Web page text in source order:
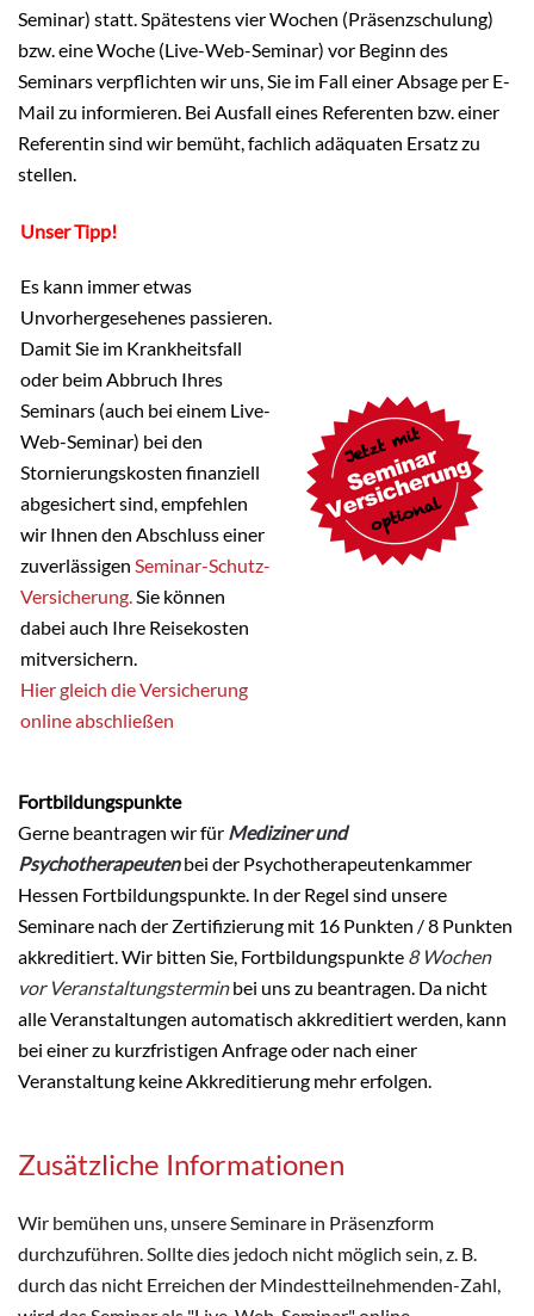
Seminar) statt. Spätestens vier Wochen (Präsenzschulung)
bzw. eine Woche (Live-Web-Seminar) vor Beginn des
Seminars verpflichten wir uns, Sie im Fall einer Absage per E-
Mail zu informieren. Bei Ausfall eines Referenten bzw. einer
Referentin sind wir bemüht, fachlich adäquaten Ersatz zu
stellen.
Unser Tipp!
Es kann immer etwas
Unvorhergesehenes passieren.
Damit Sie im Krankheitsfall
oder beim Abbruch Ihres
Seminars (auch bei einem Live-
Web-Seminar) bei den
Stornierungskosten finanziell
abgesichert sind, empfehlen
wir Ihnen den Abschluss einer
zuverlässigen Seminar-Schutz-
Versicherung.Sie können
dabei auch Ihre Reisekosten
mitversichern.
Hier gleich die Versicherung
online abschließen
Fortbildungspunkte
Gerne beantragen wir für Mediziner und
Psychotherapeutenbei der Psychotherapeutenkammer
Hessen Fortbildungspunkte. In der Regel sind unsere
Seminare nach der Zertifizierung mit 16 Punkten / 8 Punkten
akkreditiert. Wir bitten Sie, Fortbildungspunkte 8 Wochen
vor Veranstaltungsterminbei uns zu beantragen. Da nicht
alle Veranstaltungen automatisch akkreditiert werden, kann
bei einer zu kurzfristigen Anfrage oder nach einer
Veranstaltung keine Akkreditierung mehr erfolgen.
Zusätzliche Informationen
Wir bemühen uns, unsere Seminare in Präsenzform
durchzuführen. Sollte dies jedoch nicht möglich sein, z. B.
durch das nicht Erreichen der Mindestteilnehmenden-Zahl,